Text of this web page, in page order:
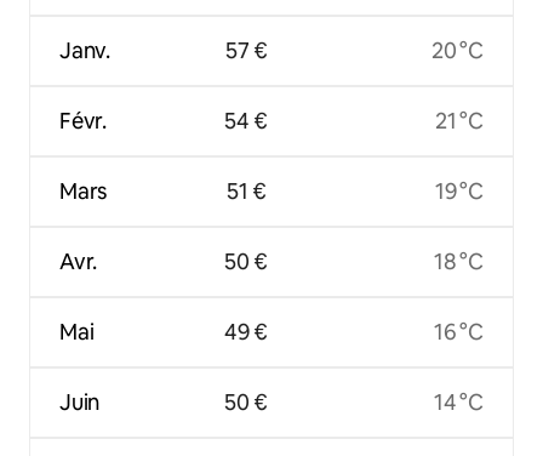
Janv.
Févr.
Mars
Avr.
Mai
Juin
57 €
54 €
51 €
50 €
49 €
50 €
20 °C
21 °C
19 °C
18 °C
16 °C
14 °C